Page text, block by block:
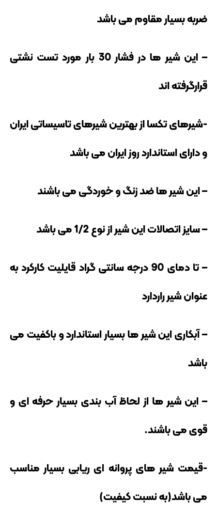
ضربه بسیار مقاوم می باشد
– این شیر ها در فشار 30 بار مورد تست نشتی
قرارگرفته اند
-شیرهای تکسا از بهترین شیرهای تاسیساتی ایران
و دارای استاندارد روز ایران می باشد
– این شیر ها ضد زنگ و خوردگی می باشند
– سایز اتصالات این شیر از نوع 1/2 می باشد
– تا دمای 90 درجه سانتی گراد قایلیت کارکرد به
عنوان شیر راردارد
– آبکاری این شیر ها بسیار استاندارد و باکفیت می
باشد
– این شیر ها از لحاظ آب بندی بسیار حرفه ای و
قوی می باشند.
-قیمت شیر های پروانه ای ریابی بسیار مناسب
می باشد(به نسبت کیفیت)